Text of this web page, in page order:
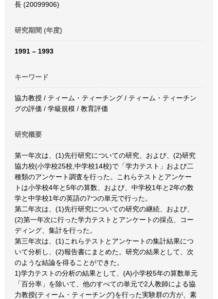
長 (20099906)
研究期間 (年度)
1991 – 1993
キーワード
協力教授 / ティーム・ティーチング / ティーム・ティーチン
グの評価 / 学級規模 / 教育評価
研究概要
第一年次は、(1)先行研究についての研究、および、(2)研究
協力校(小学校25校,中学校14校)で「学力テスト」および二
種類のアンケート調査を行った。これらテストとアンケー
トは小学校4年と5年の算数、および、中学校1年と2年の数
学と中学校1年の英語の7つの単元で行った。
第二年次は、(1)先行研究についての研究の継続、および、
(2)第一年次に行った学力テストとアンケートの採点、コー
ディング、集計を行った。
第三年次は、(1)これらテストとアンケートの集計結果につ
いて分析し、(2)報告書にまとめた。研究の結果として、次
のような結論を得ることができた。
1)学力テストの分析の結果として、(A)小学校5年の算数単元
「百分率」を除いて、他のすべての単元で2人教師による協
力教授(ティーム・ティーチング)を行った実験群の方が、素